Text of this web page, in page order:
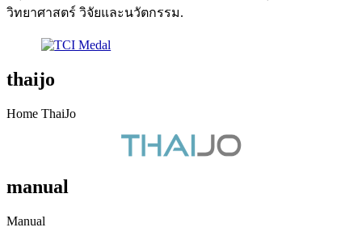
วิทยาศาสตร์ วิจัยและนวัตกรรม.
thaijo
Home ThaiJo
manual
Manual